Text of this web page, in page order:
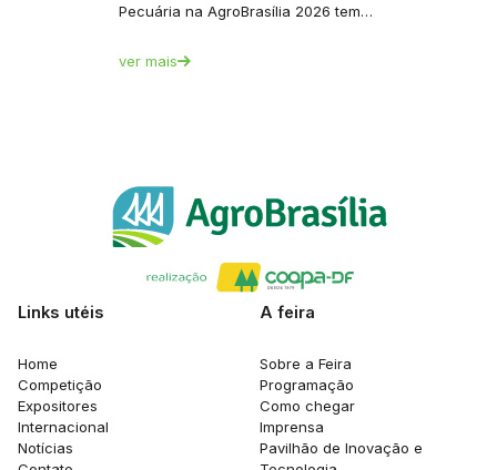
Pecuária na AgroBrasília 2026 tem…
ver mais
Links utéis
Home
Competição
Expositores
Internacional
Notícias
A feira
Sobre a Feira
Programação
Como chegar
Imprensa
Pavilhão de Inovação e